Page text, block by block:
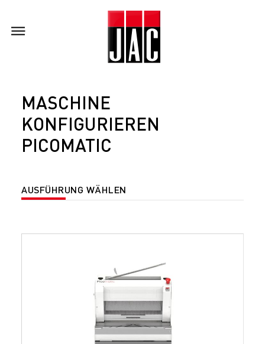
MASCHINE
KONFIGURIEREN
PICOMATIC
AUSFÜHRUNG WÄHLEN